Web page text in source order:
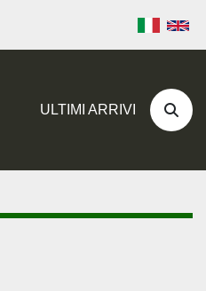
ULTIMI ARRIVI